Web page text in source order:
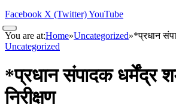
Facebook X (Twitter)YouTube
You are at:Home»Uncategorized»*प्रधान
Uncategorized
*प्रधान संपादक धर्मेंद्र
निरीक्षण